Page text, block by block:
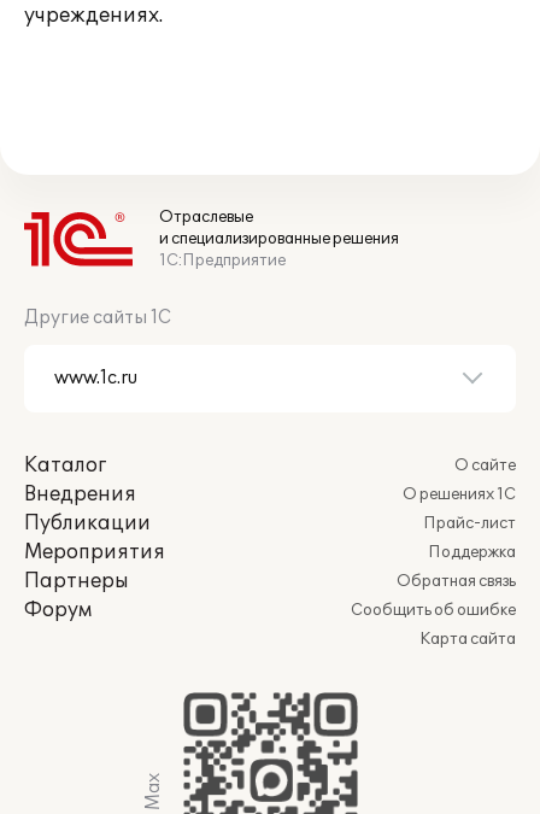
учреждениях.
Отраслевые
и специализированные решения
1С:Предприятие
Другие сайты 1С
Каталог
Внедрения
Публикации
Мероприятия
Партнеры
Форум
О сайте
О решениях 1С
Прайс-лист
Поддержка
Обратная связь
Сообщить об ошибке
Карта сайта